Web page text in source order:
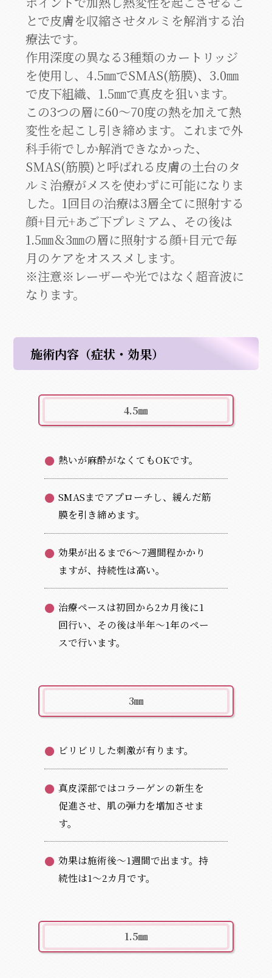
とで皮膚を収縮させタルミを解消する治
療法です。
作用深度の異なる3種類のカートリッジ
を使用し、4.5㎜でSMAS(筋膜)、3.0㎜
で皮下組織、1.5㎜で真皮を狙います。
この3つの層に60～70度の熱を加えて熱
変性を起こし引き締めます。これまで外
科手術でしか解消できなかった、
SMAS(筋膜)と呼ばれる皮膚の土台のタ
ルミ治療がメスを使わずに可能になりま
した。1回目の治療は3層全てに照射する
顔+目元+あご下プレミアム、その後は
1.5㎜＆3㎜の層に照射する顔+目元で毎
月のケアをオススメします。
※注意※レーザーや光ではなく超音波に
なります。
施術内容（症状・効果）
4.5㎜
熱いが麻酔がなくてもOKです。
SMASまでアプローチし、緩んだ筋
膜を引き締めます。
効果が出るまで6～7週間程かかり
ますが、持続性は高い。
治療ペースは初回から2カ月後に1
回行い、その後は半年～1年のペー
スで行います。
3㎜
ビリビリした刺激が有ります。
真皮深部ではコラーゲンの新生を
促進させ、肌の弾力を増加させま
す。
効果は施術後～1週間で出ます。持
続性は1～2カ月です。
1.5㎜